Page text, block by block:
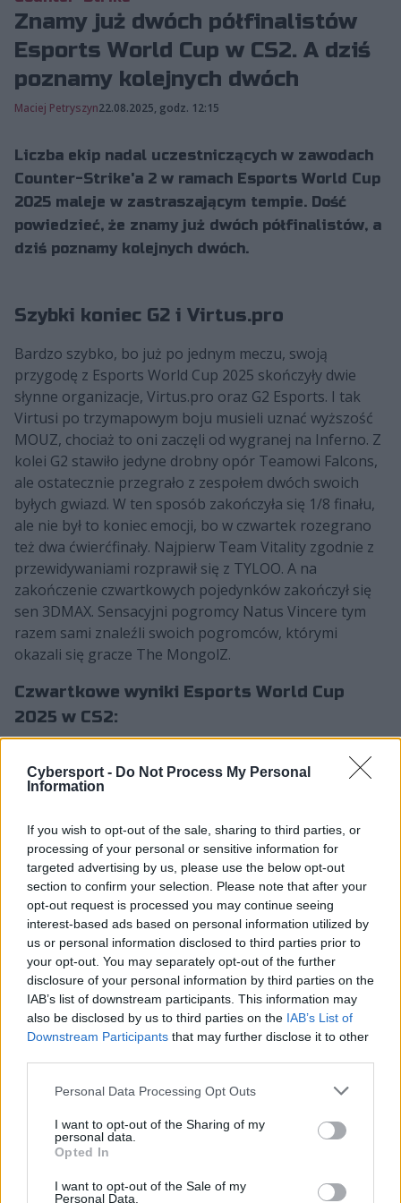
Cybersport - Do Not Process My Personal
Information
If you wish to opt-out of the sale, sharing to third parties, or
processing of your personal or sensitive information for
targeted advertising by us, please use the below opt-out
section to confirm your selection. Please note that after your
opt-out request is processed you may continue seeing
interest-based ads based on personal information utilized by
us or personal information disclosed to third parties prior to
your opt-out. You may separately opt-out of the further
disclosure of your personal information by third parties on the
IAB’s list of downstream participants. This information may
also be disclosed by us to third parties on the IAB’s List of
Downstream Participants that may further disclose it to other
Personal Data Processing Opt Outs
I want to opt-out of the Sharing of my
personal data.
Opted In
I want to opt-out of the Sale of my
Personal Data.
Znamy już dwóch półfinalistów
Esports World Cup w CS2. A dziś
poznamy kolejnych dwóch
Maciej Petryszyn22.08.2025, godz. 12:15
Liczba ekip nadal uczestniczących w zawodach
Counter-Strike'a 2 w ramach Esports World Cup
2025 maleje w zastraszającym tempie. Dość
powiedzieć, że znamy już dwóch półfinalistów, a
dziś poznamy kolejnych dwóch.
Szybki koniec G2 i Virtus.pro
Bardzo szybko, bo już po jednym meczu, swoją
przygodę z Esports World Cup 2025 skończyły dwie
słynne organizacje, Virtus.pro oraz G2 Esports. I tak
Virtusi po trzymapowym boju musieli uznać wyższość
MOUZ, chociaż to oni zaczęli od wygranej na Inferno. Z
kolei G2 stawiło jedyne drobny opór Teamowi Falcons,
ale ostatecznie przegrało z zespołem dwóch swoich
byłych gwiazd. W ten sposób zakończyła się 1/8 finału,
ale nie był to koniec emocji, bo w czwartek rozegrano
też dwa ćwierćfinały. Najpierw Team Vitality zgodnie z
przewidywaniami rozprawił się z TYLOO. A na
zakończenie czwartkowych pojedynków zakończył się
sen 3DMAX. Sensacyjni pogromcy Natus Vincere tym
razem sami znaleźli swoich pogromców, którymi
okazali się gracze The MongolZ.
Czwartkowe wyniki Esports World Cup
2025 w CS2:
1/8 finału
13:00
MOUZ
2:1
(BO3)
Virtus.pro
13:00
0:2
(BO3)
Falcons
Ćwierćfinał
16:15
TYLOO
0:2
(BO3)
2:1
Komu ostatnie dwa sloty w półfinale?
Tak więc Vitality i MongolZ mają już pewne miejsce w